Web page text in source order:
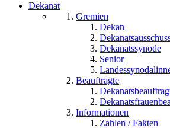
Dekanat
Gremien
Dekan
Dekanatssynode
Senior
Beauftragte
Informationen
Zahlen / Fakten